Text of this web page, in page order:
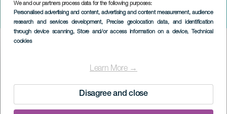
We and our partners process data for the following purposes:
Personalised advertising and content, advertising and content measurement, audience
research and services development, Precise geolocation data, and identification
through device scanning, Store and/or access information on a device, Technical
cookies
Learn More →
Disagree and close
El Paso julevinmesse
LA PALMA
Imagen